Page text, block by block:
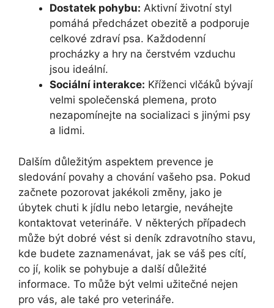
Dostatek pohybu: Aktivní životní styl
pomáhá předcházet obezitě a podporuje
celkové zdraví psa. Každodenní
procházky a hry na čerstvém vzduchu
jsou ideální.
Sociální interakce: Kříženci vlčáků bývají
velmi společenská plemena, proto
nezapomínejte na socializaci s jinými psy
a lidmi.
Dalším důležitým aspektem prevence je
sledování povahy a chování vašeho psa. Pokud
začnete pozorovat jakékoli změny, jako je
úbytek chuti k jídlu nebo letargie, neváhejte
kontaktovat veterináře. V některých případech
může být dobré vést si deník zdravotního stavu,
kde budete zaznamenávat, jak se váš pes cítí,
co jí, kolik se pohybuje a další důležité
informace. To může být velmi užitečné nejen
pro vás, ale také pro veterináře.